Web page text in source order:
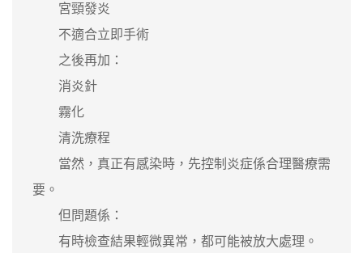
宮頸發炎
不適合立即手術
之後再加：
消炎針
霧化
清洗療程
當然，真正有感染時，先控制炎症係合理醫療需
要。
但問題係：
有時檢查結果輕微異常，都可能被放大處理。